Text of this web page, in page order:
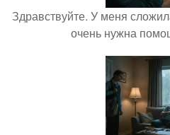
Здравствуйте. У меня
очень нужна